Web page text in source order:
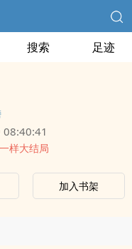
搜索 足迹
样大结局
加入书架